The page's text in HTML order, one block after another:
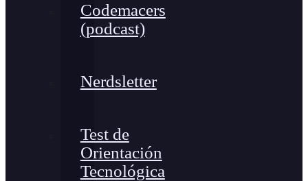
Codemacers
(podcast)
Nerdsletter
Test de
Orientación
Tecnológica